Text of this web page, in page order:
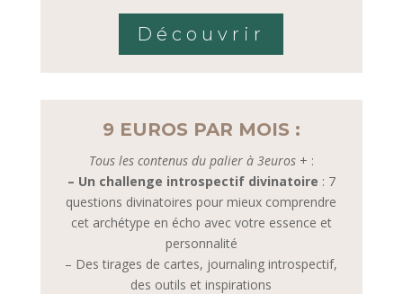
Découvrir
9 EUROS PAR MOIS :
Tous les contenus du palier à 3euros+ :
– Un challenge introspectif divinatoire : 7
questions divinatoires pour mieux comprendre
cet archétype en écho avec votre essence et
personnalité
– Des tirages de cartes, journaling introspectif,
des outils et inspirations